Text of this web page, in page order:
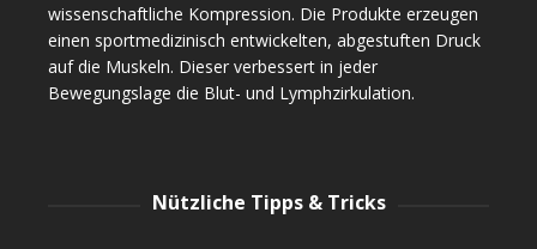
wissenschaftliche Kompression. Die Produkte erzeugen
einen sportmedizinisch entwickelten, abgestuften Druck
auf die Muskeln. Dieser verbessert in jeder
Bewegungslage die Blut- und Lymphzirkulation.
Nützliche Tipps & Tricks